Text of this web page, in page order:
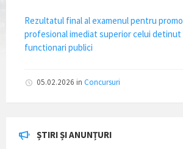
Rezultatul final al examenul pentru
profesional imediat superior celui detinut
functionari publici
05.02.2026 in Concursuri
ȘTIRI ȘI ANUNȚURI